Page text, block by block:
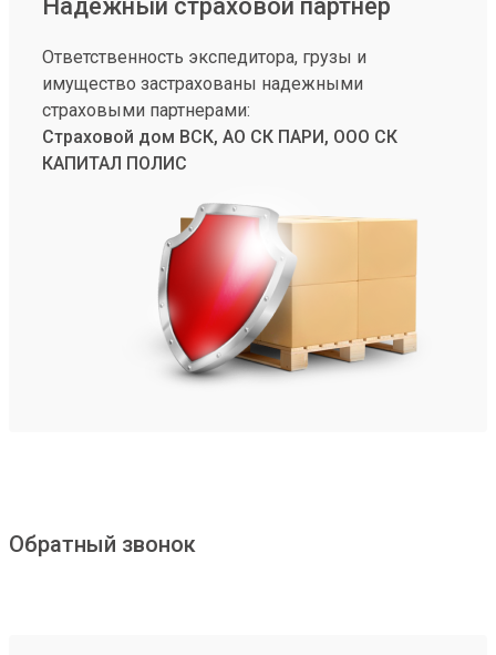
Надёжный страховой партнер
Ответственность экспедитора, грузы и
имущество застрахованы надежными
страховыми партнерами:
Страховой дом ВСК, АО СК ПАРИ, ООО СК
КАПИТАЛ ПОЛИС
Обратный звонок